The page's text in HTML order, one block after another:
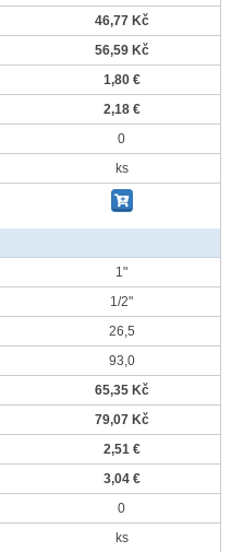
46,77 Kč
56,59 Kč
1,80 €
2,18 €
0
ks
1"
1/2"
26,5
93,0
65,35 Kč
79,07 Kč
2,51 €
3,04 €
0
ks